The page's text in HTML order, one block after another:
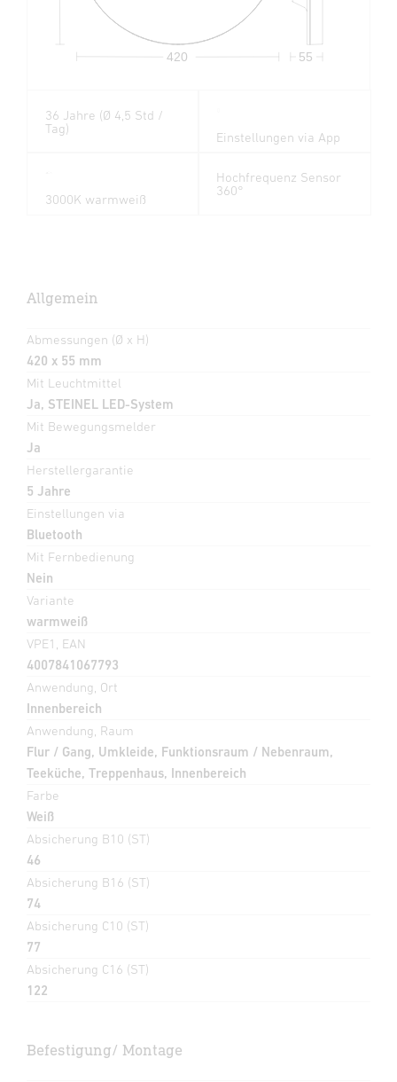
55
420
36 Jahre (Ø 4,5 Std /
Tag)
Einstellungen via App
3000K warmweiß
Hochfrequenz Sensor
360°
Allgemein
Abmessungen (Ø x H)
420 x 55 mm
Mit Leuchtmittel
Ja, STEINEL LED-System
Mit Bewegungsmelder
Ja
Herstellergarantie
5 Jahre
Einstellungen via
Bluetooth
Mit Fernbedienung
Nein
Variante
warmweiß
VPE1, EAN
4007841067793
Anwendung, Ort
Innenbereich
Anwendung, Raum
Flur / Gang, Umkleide, Funktionsraum / Nebenraum,
Teeküche, Treppenhaus, Innenbereich
Farbe
Weiß
Absicherung B10 (ST)
46
Absicherung B16 (ST)
74
Absicherung C10 (ST)
77
Absicherung C16 (ST)
122
Befestigung/ Montage